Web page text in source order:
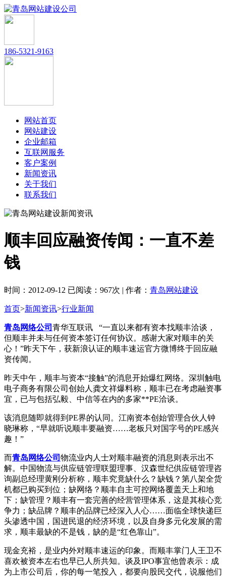
186-5321-9163
网站首页
网站建设
企业邮箱
互联网服务
客户案例
新闻资讯
关于我们
联系我们
顺丰回应融资传闻：一直不差
钱
时间：2012-09-12 已阅读：967次 | 作者： 青岛网站建设
首页>新闻资讯>行业新闻
青岛网络公司 青华互联讯 “一直以来都有资本找顺丰洽谈，
但顺丰并未与任何资本签订任何协议。感谢大家对顺丰的关
心！”昨天下午，获新浪认证的顺丰速运官方微博终于回应融
资传闻。
昨天中午，顺丰与资本“接触”的消息开始爆红网络。深圳触电
电子商务有限公司创始人龚文祥爆料称，顺丰已在考虑融资事
宜，已与包括弘毅、中信等在内的多家**PE洽谈。
该消息随即就得到PE界的认同。江南资本创始管理合伙人钟
晓琳称，“早就听说顺丰要融资……老板只对国字号的PE感兴
趣！”
而青岛网络公司 物流业内人士对顺丰融资的消息则表示出不
解。中国物流与供应链管理联盟理事、汉森世纪供应链管理咨
询副总经理黄刚分析称，顺丰究竟缺什么？缺钱？第八架全货
机都已购买到位；缺网络？顺丰自主可控网络覆盖天上和地
下；缺管理？顺丰有一套完善的经营管理体系，这是其核心竞
争力；缺品牌？顺丰的品牌已经深入人心……面临全球快递巨
头渗透中国，国进民退的经济环境，以及自身多元化发展的需
求，顺丰最缺的不是钱，缺的是“红色靠山”。
现金充裕，是业内外对顺丰速运的印象。而顺丰掌门人王卫不
喜欢被资本左右也早已人所共知。谈及IPO事宜他曾表示：成
为上市公司后，你的每一笔投入，都要向股民交代，说服他们